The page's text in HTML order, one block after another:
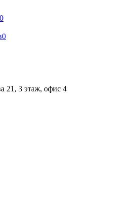
0
0
21, 3 этаж, офис 4